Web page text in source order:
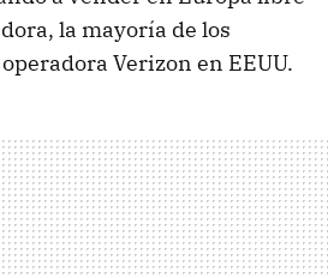
la mayoría de los
Verizon en EEUU.